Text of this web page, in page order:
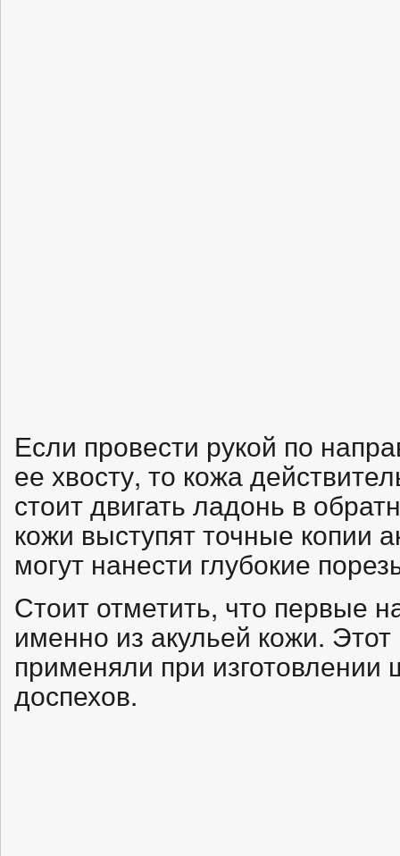
Если провести рукой по
ее хвосту, то кожа
стоит двигать ладонь в
кожи выступят точные копии
могут нанести глубокие
Стоит отметить, что первые
именно из акульей кожи.
применяли при изготовлении
доспехов.